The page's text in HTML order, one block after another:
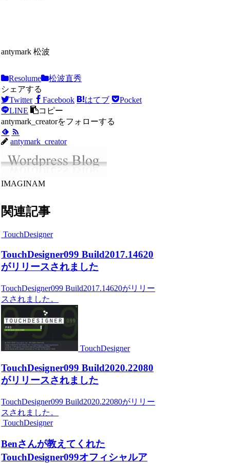
antymark 松波
Resolume
松波直秀
シェアする
Twitter
Facebook はてブ
Pocket
LINE
コピー
antymark_creatorをフォローする
antymark_creator
IMAGINAM
関連記事
TouchDesigner
TouchDesigner099 Build2017.14620
がリリースされました
TouchDesigner099 Build2017.14620がリリー
スされました。
TouchDesigner
TouchDesigner099 Build2020.22080
がリリースされました
TouchDesigner099 Build2020.22080がリリー
スされました。
TouchDesigner
Benさんが教えてくれた
TouchDesigner099オフィシャルア